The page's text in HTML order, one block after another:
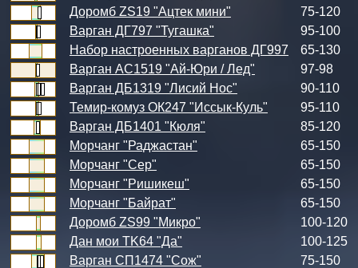
Доромб ZS19 "Ацтек мини"
75-120
Варган ДГ797 "Тугашка"
95-100
Набор настроенных варганов ДГ997
65-130
Варган АС1519 "Ай-Юри / Лед"
97-98
Варган ДБ1319 "Лисий Нос"
90-110
Темир-комуз ОК247 "Иссык-Куль"
95-110
Варган ДБ1401 "Кюля"
85-120
Морчанг "Раджастан"
65-150
Морчанг "Сер"
65-150
Морчанг "Ришикеш"
65-150
Морчанг "Байрат"
65-150
Доромб ZS99 "Микро"
100-120
Дан мои TK64 "Да"
100-125
Варган СП1474 "Сож"
75-150